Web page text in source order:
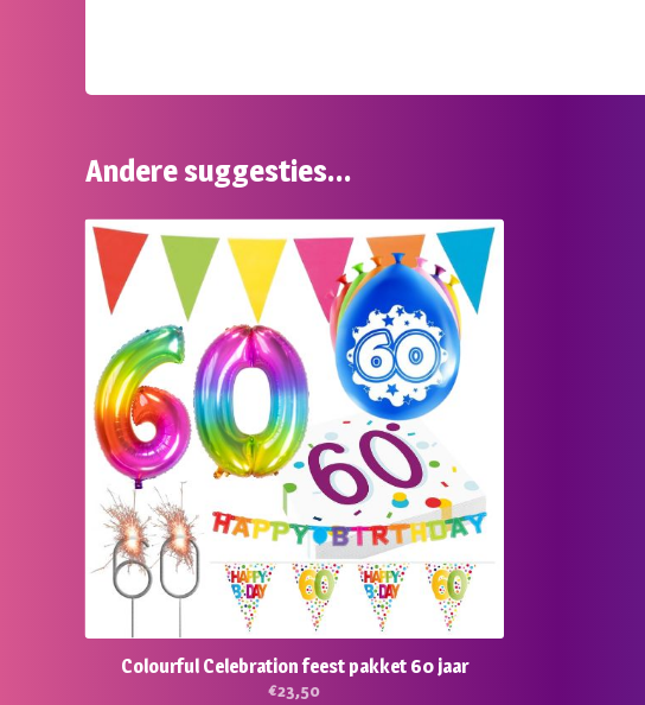
Andere suggesties…
Colourful Celebration feest pakket 60 jaar
€23,50